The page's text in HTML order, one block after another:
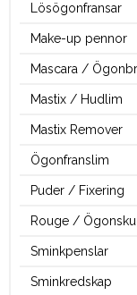
Lösögonfransar
Make-up pennor
Mascara /
Mastix / Hudlim
Mastix Remover
Ögonfranslim
Puder / Fixering
Rouge /
Sminkpenslar
Sminkredskap